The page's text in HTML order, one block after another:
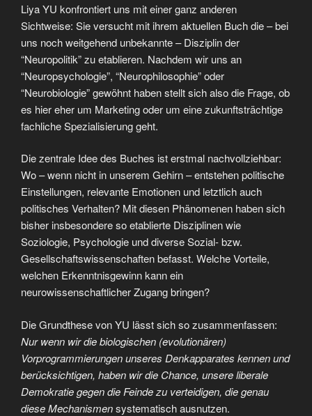
Liya YU konfrontiert uns mit einer ganz anderen
Sichtweise: Sie versucht mit ihrem aktuellen Buch die – bei
uns noch weitgehend unbekannte – Disziplin der
“Neuropolitik” zu etablieren. Nachdem wir uns an
“Neuropsychologie”, “Neurophilosophie” oder
“Neurobiologie” gewöhnt haben stellt sich also die Frage, ob
es hier eher um Marketing oder um eine zukunftsträchtige
fachliche Spezialisierung geht.
Die zentrale Idee des Buches ist erstmal nachvollziehbar:
Wo – wenn nicht in unserem Gehirn – entstehen politische
Einstellungen, relevante Emotionen und letztlich auch
politisches Verhalten? Mit diesen Phänomenen haben sich
bisher insbesondere so etablierte Disziplinen wie
Soziologie, Psychologie und diverse Sozial- bzw.
Gesellschaftswissenschaften befasst. Welche Vorteile,
welchen Erkenntnisgewinn kann ein
neurowissenschaftlicher Zugang bringen?
Die Grundthese von YU lässt sich so zusammenfassen:
Nur wenn wir die biologischen (evolutionären)
Vorprogrammierungen unseres Denkapparates kennen und
berücksichtigen, haben wir die Chance, unsere liberale
Demokratie gegen die Feinde zu verteidigen, die genau
diese Mechanismensystematisch ausnutzen.